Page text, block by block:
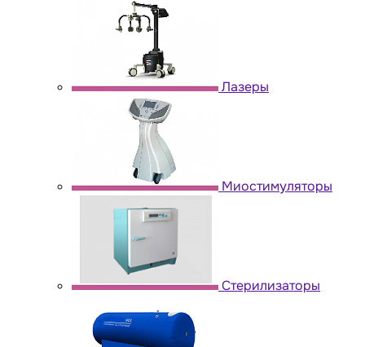
Лазеры
Миостимуляторы
Стерилизаторы